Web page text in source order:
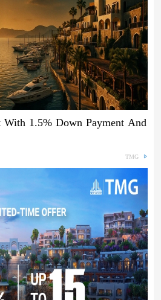
1.5% Down Payment And
TMG